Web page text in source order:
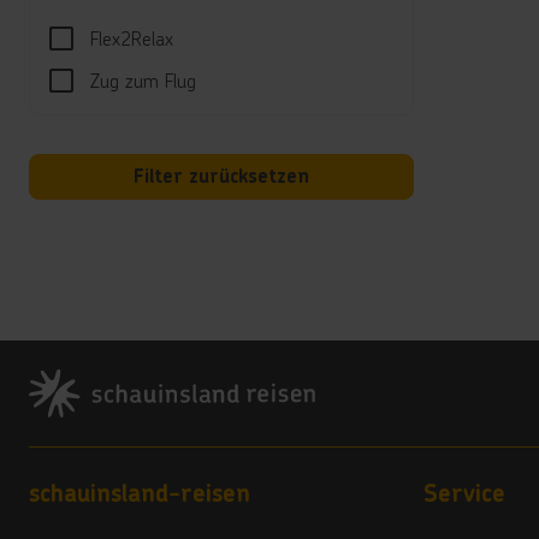
Flex2Relax
Zug zum Flug
Filter zurücksetzen
Footer
Footer navigation
schauinsland-reisen Service